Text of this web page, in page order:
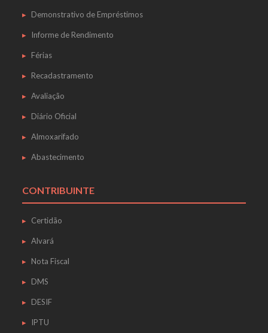
Demonstrativo de Empréstimos
Informe de Rendimento
Férias
Recadastramento
Avaliação
Diário Oficial
Almoxarifado
Abastecimento
CONTRIBUINTE
Certidão
Alvará
Nota Fiscal
DMS
DESIF
IPTU